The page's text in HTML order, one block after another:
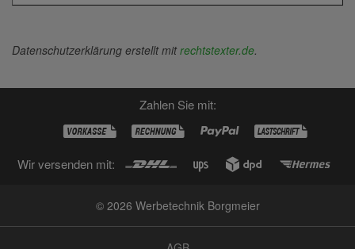
Datenschutzerklärung erstellt mitrechtstexter.de.
Zahlen Sie mit:
Wir versenden mit:
© 2026 Werbetechnik Borgmeier